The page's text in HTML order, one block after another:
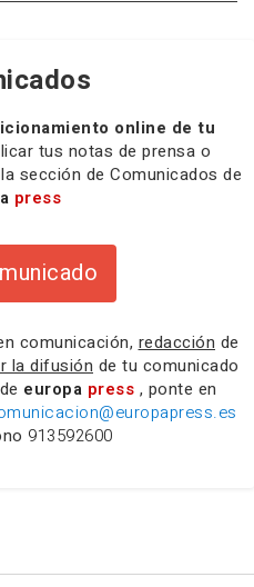
online de tu
tus notas de prensa o
sección de Comunicados de
press
comunicación, redacción de
la difusión de tu comunicado
europa press , ponte en
913592600